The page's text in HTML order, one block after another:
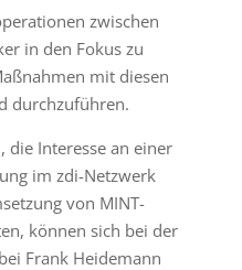
zwischen
in den Fokus zu
mit diesen
durchzuführen.
die Interesse an einer
im zdi-Netzwerk
von MINT-
können sich bei der
Frank Heidemann